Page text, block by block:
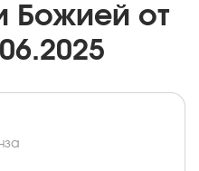
Божией от